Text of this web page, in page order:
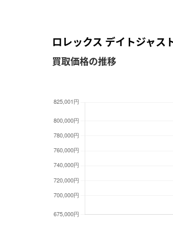
ロレックス デイトジャス
買取価格の推移